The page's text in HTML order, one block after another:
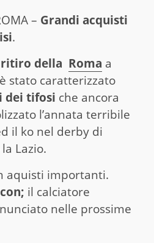
– Grandi acquisti
.
ritiro della Roma a
stato caratterizzato
dei tifosi che ancora
l’annata terribile
il ko nel derby di
Lazio.
aquisti importanti.
il calciatore
nelle prossime